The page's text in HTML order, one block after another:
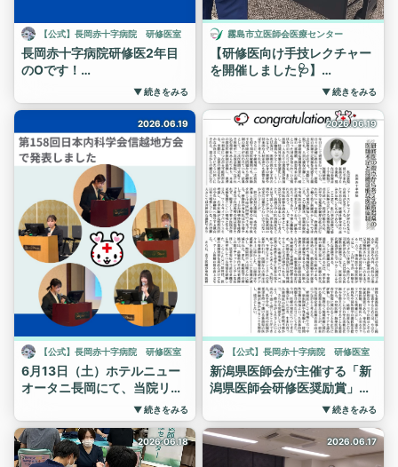
り良いしくみ作りを目指して
活動しています。
これからも研修医の皆さんが
多くの経験を積み、「ここで
研修して良かった」と感じら
れるようなプログラムづくり
に取り組んでまいります。
当院では、現在初期研修プロ
グラムの一次募集を受付中で
✨学生さんの見学も随時受け
付けています！
ぜひ一度当院の雰囲気を見に
来てください。
#湘南藤沢徳洲会病院 #臨床
研修 #研修医 #研修医募集
#一次募集受付中
7/23（木）18時〜19時
テーマ「飯塚病院で経験でき
る症例や手技、当直」
途中参加、途中退室、カメラ
オフでの参加もOKです。
飯塚病院ホームページ、また
はプロフィールのリンクツリ
ーからお申し込みください😁
@education_promotion_office
次回は7/5レジナビ大阪に出
展予定です。
大阪でお会いしましょう
#初期研修 #飯塚病院 #研修医
【公式】長岡赤十字病院 研修医室
長岡赤十字病院研修医2年目
のOです！
2026/06/06 東京都砂防会館
で行われた第257回日本神経
学会関東・甲信越地方会に参
加、「抗NMDA受容体脳炎を
当初疑ったが，悪性カタトニ
アと診断した症例」について
発表させていただきました。
指導医の原先生と入念に準備
し、当院神経内科検討会前に
何度も発表の予行練習をして
本番に備えました。予行練習
では言葉に詰まってしまうこ
とが多かったので発表当日は
東京駅で濃厚煮干しラーメン
を摂取し、喉を潤滑にしてか
ら本番に臨みました。そのお
かげで本番ではどんな質問に
対しても滑らかに答えること
ができました！
発表後には指導医小宅先生行
きつけのドイツ料理店にてド
イツビールで乾杯🍻ムール貝
を注文したのですが間違えて
▼ 続きをみる
霧島市立医師会医療センター
【研修医向け手技レクチャー
を開催しました🩺】
循環器内科と救急科による合
同手技レクチャーを開催しま
した。
今回のレクチャーでは、
CV（中心静脈カテーテル）
挿入、PICC挿入、エコーガ
イド下穿刺、シリンジポンプ
の取り扱いなど、日常診療に
欠かせない手技について実践
的に学びました。
少人数・マンツーマン形式で
行われたことで、一人ひとり
の習熟度に合わせた指導が可
能となり、研修医からは
「実際に手を動かしながら学
べた」
「疑問をその場で解決でき
た」
とができた」
といった嬉しい声も聞かれま
した。
▼ 続きをみる
2026.06.19
【公式】長岡赤十字病院 研修医室
6月13日（土）ホテルニュー
オータニ長岡にて、当院リウ
マチセンター長の佐伯敬子先
生が会長を務められ、第158
回日本内科学会信越地方会が
開催されました。
▼ 続きをみる
2026.06.19
【公式】長岡赤十字病院 研修医室
新潟県医師会が主催する「新
潟県医師会研修医奨励賞」に
おいて昨年度当院での研修を
修了したN先生が、令和7年度
優秀賞を受賞しました✨
受賞論文「研修医の視点から
▼ 続きをみる
2026.06.18 2026.06.17